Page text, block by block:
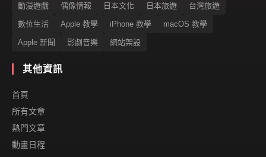
動漫遊戲 偶像情報 日本文化 日本旅遊 台灣旅遊
數位生活 Apple 教學 iPhone 教學 macOS 教學
Apple 新聞 影劇音樂 網站架設
其他資訊
首頁
所有文章
熱門文章
動畫日程